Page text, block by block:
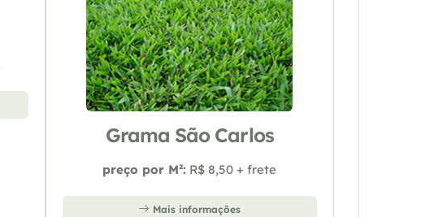
Grama São Carlos
preço por M²: R$ 8,50 + frete
Mais informações